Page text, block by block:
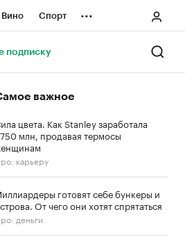
Вино Спорт ...
подписку
важное
цвета. Как Stanley заработала
млн, продавая термосы
карьеру
готовят себе бункеры и
От чего они хотят спрятаться
деньги